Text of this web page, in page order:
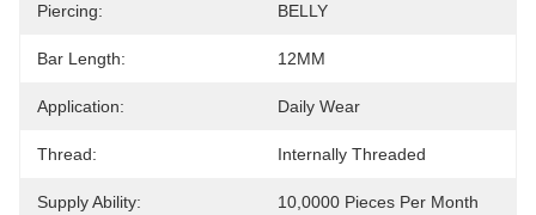
Piercing: BELLY
Bar Length: 12MM
Application: Daily Wear
Thread: Internally Threaded
Supply Ability: 10,0000 Pieces Per Month